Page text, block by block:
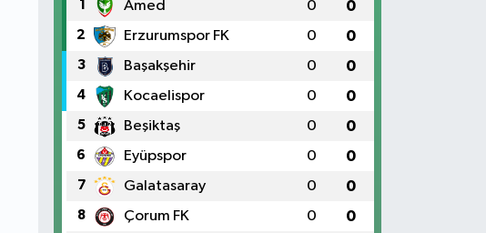
1 Amed 0 0
2 Erzurumspor FK 0 0
3 Başakşehir 0 0
4 Kocaelispor 0 0
5 Beşiktaş 0 0
6 Eyüpspor 0 0
7 Galatasaray 0 0
8 Çorum FK 0 0